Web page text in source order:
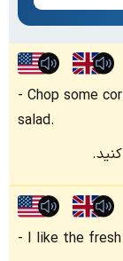
Chop some
salad.
I like the